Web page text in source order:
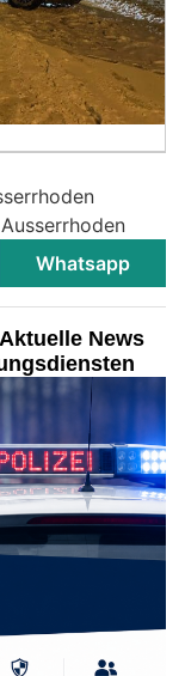
Whatsapp
News